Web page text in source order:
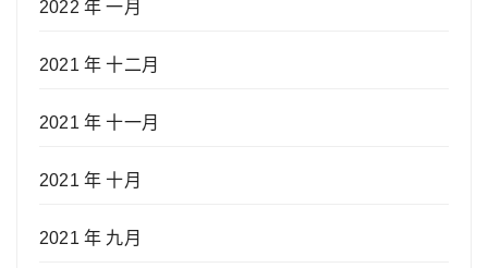
2022 年 一月
2021 年 十二月
2021 年 十一月
2021 年 十月
2021 年 九月